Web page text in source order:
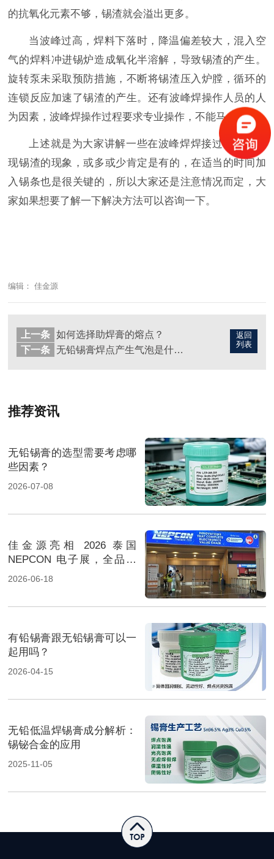
的抗氧化元素不够，锡渣就会溢出更多。
当波峰过高，焊料下落时，降温偏差较大，混入空
气的焊料冲进锡炉造成氧化半溶解，导致锡渣的产生。
旋转泵未采取预防措施，不断将锡渣压入炉膛，循环的
连锁反应加速了锡渣的产生。还有波峰焊操作人员的人
为因素，波峰焊操作过程要求专业操作，不能马虎。
上述就是为大家讲解一些在波峰焊焊接过程中会出
现锡渣的现象，或多或少肯定是有的，在适当的时间加
入锡条也是很关键的，所以大家还是注意情况而定，大
家如果想要了解一下解决方法可以咨询一下。
编辑： 佳金源
返回
列表
上一条
如何选择助焊膏的熔点？
下一条
无铅锡膏焊点产生气泡是什么原因引起的？
推荐资讯
无铅锡膏的选型需要考虑哪
些因素？
2026-07-08
佳金源亮相 2026 泰国
NEPCON 电子展，全品类
焊料重磅展出，高性能锡膏
2026-06-18
有铅锡膏跟无铅锡膏可以一
起用吗？
2026-04-15
无铅低温焊锡膏成分解析：
锡铋合金的应用
2025-11-05